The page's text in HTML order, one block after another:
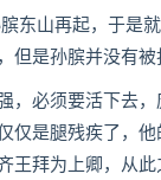
山再起，于是就
但是孙膑并没有被
必须要活下去，
仅是腿残疾了，
拜为上卿，从此